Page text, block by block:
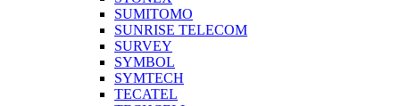
SUMITOMO
SUNRISE TELECOM
SURVEY
SYMBOL
SYMTECH
TECATEL